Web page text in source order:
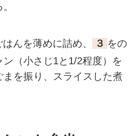
んを薄めに詰め、 ３ をの
（小さじ1と1/2程度）を
を振り、スライスした煮